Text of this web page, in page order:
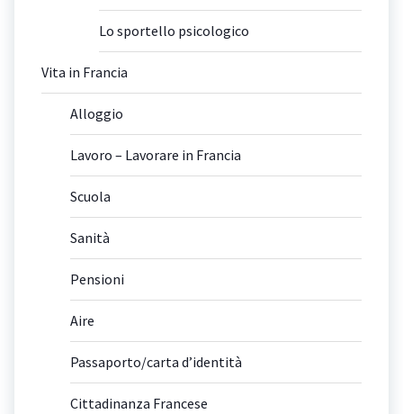
Lo sportello psicologico
Vita in Francia
Alloggio
Lavoro – Lavorare in Francia
Scuola
Sanità
Pensioni
Aire
Passaporto/carta d’identità
Cittadinanza Francese